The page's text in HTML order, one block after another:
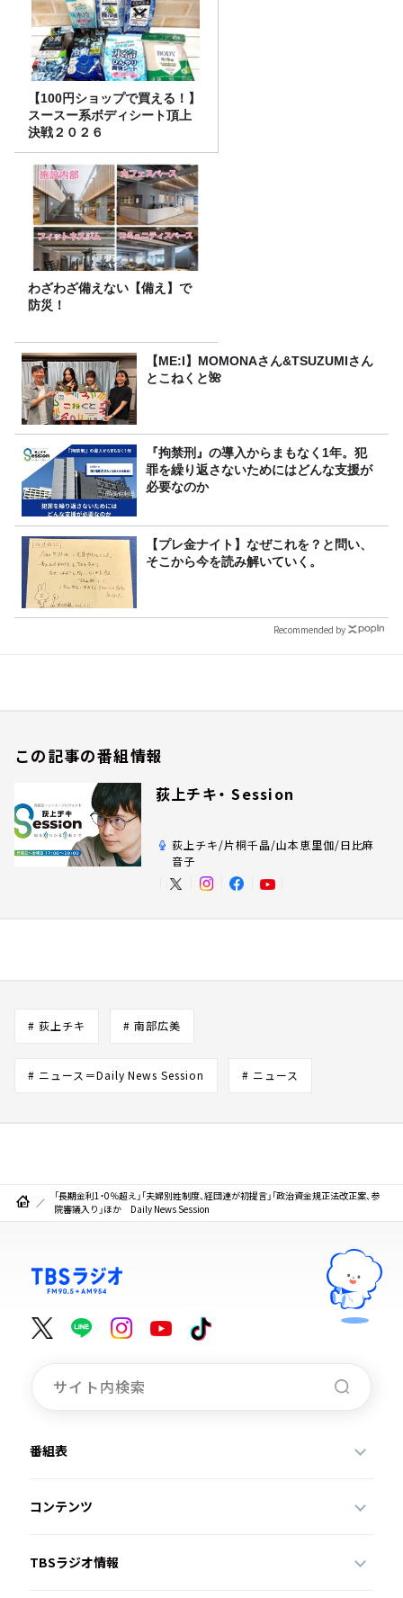
【100円ショップで買える！】
スースー系ボディシート頂上
決戦２０２６
わざわざ備えない【備え】で
防災！
【ME:I】MOMONAさん&TSUZUMIさん
とこねくと🌺
『拘禁刑』の導入からまもなく1年。犯
罪を繰り返さないためにはどんな支援が
必要なのか
【プレ金ナイト】なぜこれを？と問い、
そこから今を読み解いていく。
Recommended by
この記事の番組情報
荻上チキ・ Session
荻上チキ/片桐千晶/山本恵里伽/日比麻
音子
# 荻上チキ # 南部広美
# ニュース＝Daily News Session # ニュース
「長期金利1・0％超え」「夫婦別姓制度、経団連が初提言」「政治資金規正法改正案、参
院審議入り」ほか Daily News Session
番組表
コンテンツ
TBSラジオ情報